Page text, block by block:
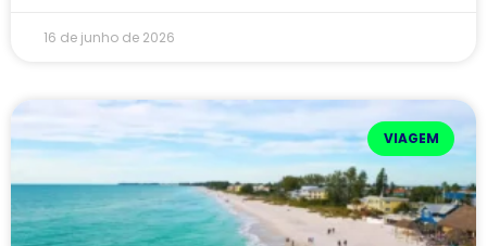
16 de junho de 2026
VIAGEM